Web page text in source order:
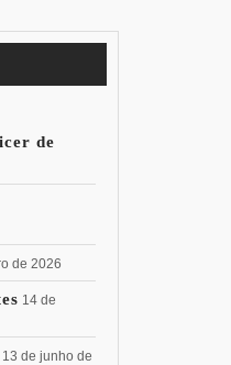
de
de 2026
14 de
13 de junho de